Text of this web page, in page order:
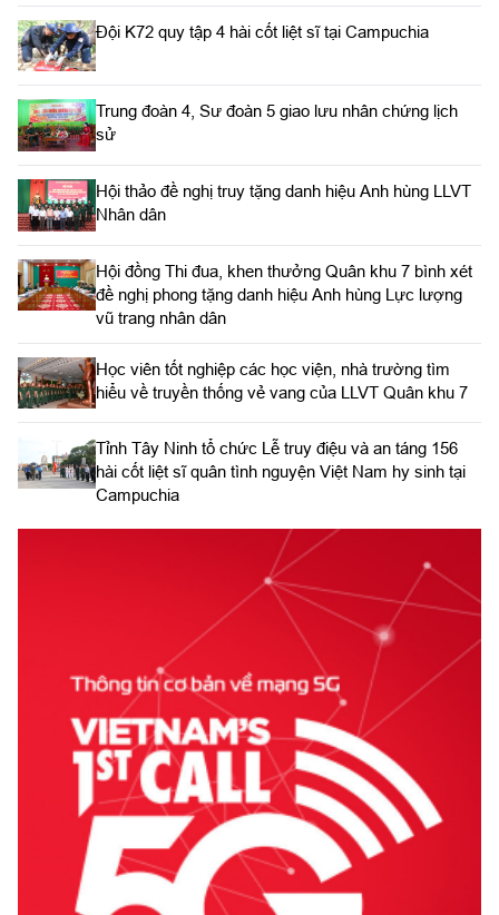
Đội K72 quy tập 4 hài cốt liệt sĩ tại Campuchia
Trung đoàn 4, Sư đoàn 5 giao lưu nhân chứng lịch
sử
Hội thảo đề nghị truy tặng danh hiệu Anh hùng LLVT
Nhân dân
Hội đồng Thi đua, khen thưởng Quân khu 7 bình xét
đề nghị phong tặng danh hiệu Anh hùng Lực lượng
vũ trang nhân dân
Học viên tốt nghiệp các học viện, nhà trường tìm
hiểu về truyền thống vẻ vang của LLVT Quân khu 7
​Tỉnh Tây Ninh tổ chức Lễ truy điệu và an táng 156
hài cốt liệt sĩ quân tình nguyện Việt Nam hy sinh tại
Campuchia